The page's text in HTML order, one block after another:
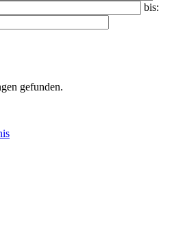
bis:
gefunden.